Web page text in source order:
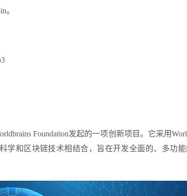
。
Foundation发起的一项创新项目。它采用
学和区块链技术相结合，旨在开发全面的、多功